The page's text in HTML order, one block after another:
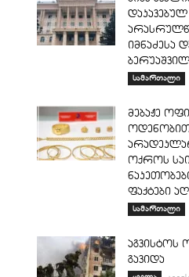
დაკავებულ
იმნაძესა
სამართალი
მებაჟე
ოქროს
ფაქტები
სამართალი
აგვისტოს
გავიდა